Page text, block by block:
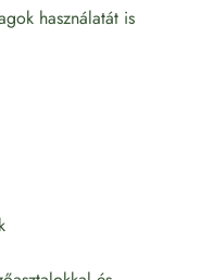
használatát is